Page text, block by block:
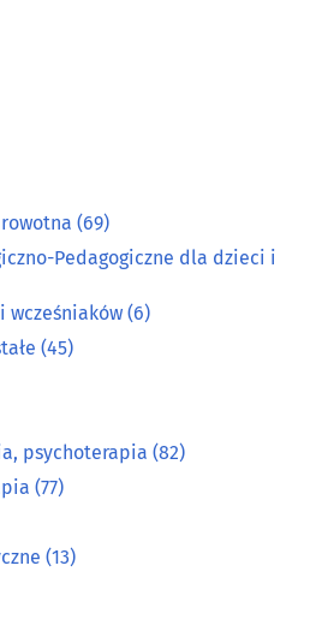
sprzęt
(69)
Pedagogiczne dla dzieci i
wcześniaków (6)
(45)
psychoterapia (82)
(77)
(13)